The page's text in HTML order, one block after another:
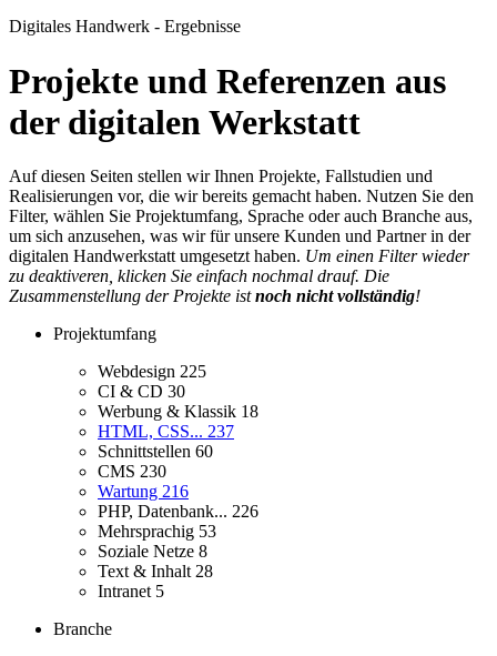
Digitales Handwerk - Ergebnisse
Projekte und Referenzen aus
der digitalen Werkstatt
Auf diesen Seiten stellen wir Ihnen Projekte, Fallstudien und
Realisierungen vor, die wir bereits gemacht haben. Nutzen Sie den
Filter, wählen Sie Projektumfang, Sprache oder auch Branche aus,
um sich anzusehen, was wir für unsere Kunden und Partner in der
digitalen Handwerkstatt umgesetzt haben. Um einen Filter wieder
zu deaktiveren, klicken Sie einfach nochmal drauf. Die
Zusammenstellung der Projekte istnoch nicht vollständig!
Projektumfang
Webdesign 225
CI & CD 30
Werbung & Klassik 18
HTML, CSS... 237
Schnittstellen 60
CMS 230
Wartung 216
PHP, Datenbank... 226
Mehrsprachig 53
Soziale Netze 8
Text & Inhalt 28
Intranet 5
Branche